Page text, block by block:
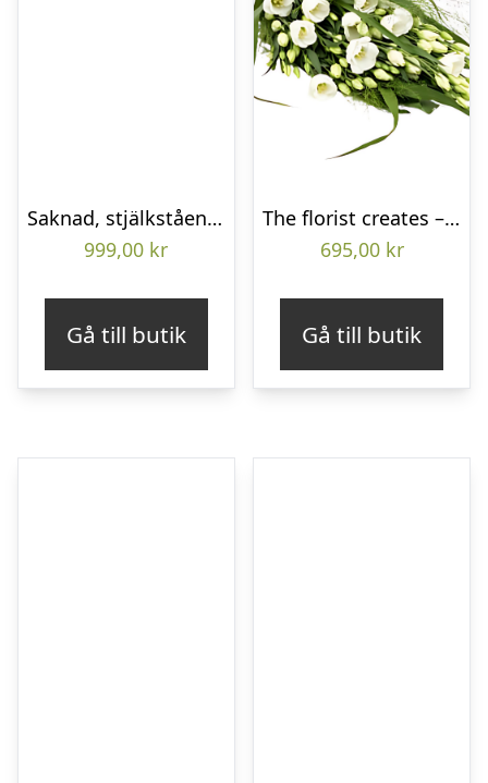
Saknad, stjälkstående bukett
999,00 kr
Gå till butik
The florist creates – Funeral bouquet
695,00 kr
Gå till butik